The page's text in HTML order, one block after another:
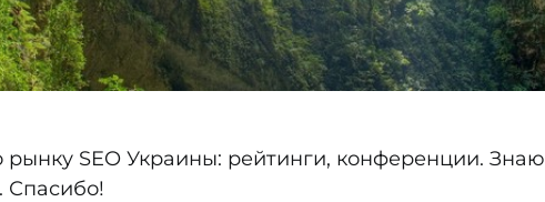
рынку SEO Украины: рейтинги, конференции. Знаю
Спасибо!